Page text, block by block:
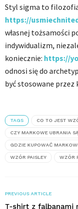
Styl sigma to
https://
własnej tożsamości
indywidualizm,
koniecznie: https://
odnosi się do
być stosowane przez
TAGS CO TO JEST
CZY MARKOWE UBRANIA
GDZIE KUPOWAĆ
WZÓR PAISLEY WZÓR
PREVIOUS ARTICLE
T-shirt z falbanami